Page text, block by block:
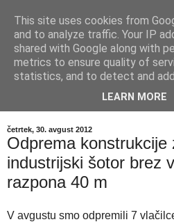
Industrijski
Skladiščni
Blog podjetja Schwarzmann d.o.o.
četrtek, 30. avgust 2012
Odprema konstrukcije
industrijski šotor brez
razpona 40 m
V avgustu smo odpremili 7
This site uses cookies from
and to analyze traffic. Your IP
shared with Google along with
metrics to ensure quality of
statistics, and to detect and
LEARN MORE